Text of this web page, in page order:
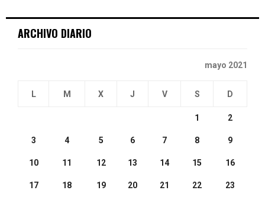
ARCHIVO DIARIO
mayo 2021
L M X J V S D
1 2
3 4 5 6 7 8 9
10 11 12 13 14 15 16
17 18 19 20 21 22 23